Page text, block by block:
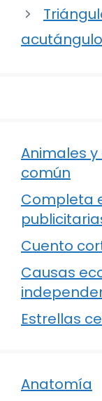
acutángulo
Animales
común
Completa
Cuento
Causas
Estrellas
Anatomía